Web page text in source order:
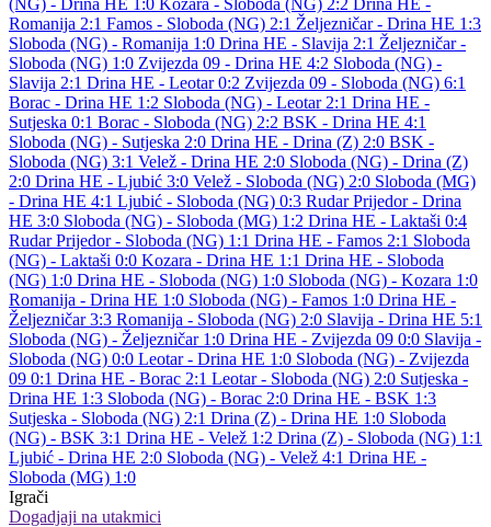
Romanija 2:1 Famos - Sloboda (NG) 2:1 Željezničar - Drina HE 1:3
Sloboda (NG) - Romanija 1:0 Drina HE - Slavija 2:1 Željezničar -
Sloboda (NG) 1:0 Zvijezda 09 - Drina HE 4:2 Sloboda (NG) -
Slavija 2:1 Drina HE - Leotar 0:2 Zvijezda 09 - Sloboda (NG) 6:1
Borac - Drina HE 1:2 Sloboda (NG) - Leotar 2:1 Drina HE -
Sutjeska 0:1 Borac - Sloboda (NG) 2:2 BSK - Drina HE 4:1
Sloboda (NG) - Sutjeska 2:0 Drina HE - Drina (Z) 2:0 BSK -
Sloboda (NG) 3:1 Velež - Drina HE 2:0 Sloboda (NG) - Drina (Z)
2:0 Drina HE - Ljubić 3:0 Velež - Sloboda (NG) 2:0 Sloboda (MG)
- Drina HE 4:1 Ljubić - Sloboda (NG) 0:3 Rudar Prijedor - Drina
HE 3:0 Sloboda (NG) - Sloboda (MG) 1:2 Drina HE - Laktaši 0:4
Rudar Prijedor - Sloboda (NG) 1:1 Drina HE - Famos 2:1 Sloboda
(NG) - Laktaši 0:0 Kozara - Drina HE 1:1 Drina HE - Sloboda
(NG) 1:0 Drina HE - Sloboda (NG) 1:0 Sloboda (NG) - Kozara 1:0
Romanija - Drina HE 1:0 Sloboda (NG) - Famos 1:0 Drina HE -
Željezničar 3:3 Romanija - Sloboda (NG) 2:0 Slavija - Drina HE 5:1
Sloboda (NG) - Željezničar 1:0 Drina HE - Zvijezda 09 0:0 Slavija -
Sloboda (NG) 0:0 Leotar - Drina HE 1:0 Sloboda (NG) - Zvijezda
09 0:1 Drina HE - Borac 2:1 Leotar - Sloboda (NG) 2:0 Sutjeska -
Drina HE 1:3 Sloboda (NG) - Borac 2:0 Drina HE - BSK 1:3
Sutjeska - Sloboda (NG) 2:1 Drina (Z) - Drina HE 1:0 Sloboda
(NG) - BSK 3:1 Drina HE - Velež 1:2 Drina (Z) - Sloboda (NG) 1:1
Ljubić - Drina HE 2:0 Sloboda (NG) - Velež 4:1 Drina HE -
Sloboda (MG) 1:0
Igrači
Dogadjaji na utakmici